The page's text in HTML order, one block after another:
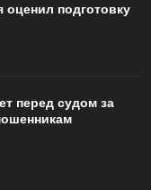
подготовку
перед судом за